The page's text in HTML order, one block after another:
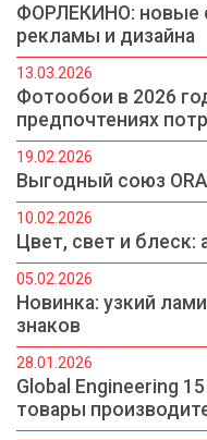
ФОРЛЕКИНО: новые
рекламы и дизайна
13.03.2026
Фотообои в 2026
предпочтениях
19.02.2026
Выгодный союз
10.02.2026
Цвет, свет и блеск:
05.02.2026
Новинка: узкий
знаков
28.01.2026
Global Engineering
товары